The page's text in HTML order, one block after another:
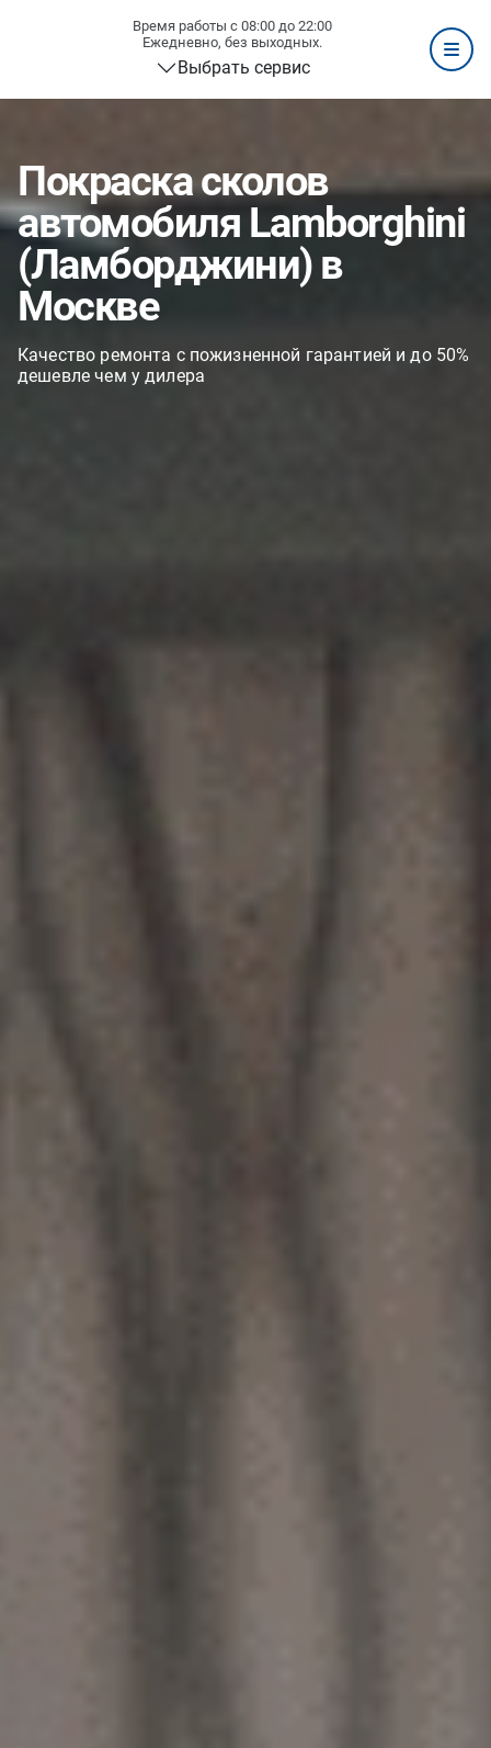
Время работы с 08:00 до 22:00
Ежедневно, без выходных.
Выбрать сервис
Покраска сколов
автомобиля Lamborghini
(Ламборджини) в
Москве
Качество ремонта с пожизненной гарантией и до 50%
дешевле чем у дилера